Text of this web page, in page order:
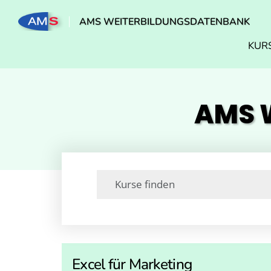
AMS WEITERBILDUNGSDATENBANK
AMS
Excel für Marketing